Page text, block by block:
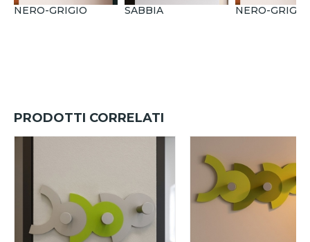
NERO-GRIGIO SABBIA NERO-GRIGIO
PRODOTTI CORRELATI